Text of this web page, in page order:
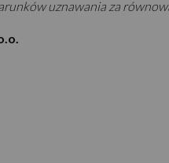
uznawania za